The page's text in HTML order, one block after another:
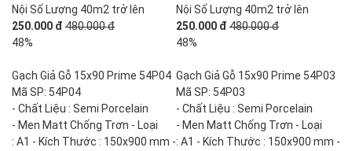
Nội Số Lượng 40m2 trở lên
250.000 đ 480.000 đ
48%
Nội Số Lượng 40m2 trở lên
250.000 đ 480.000 đ
48%
Gạch Giả Gỗ 15x90 Prime 54P04
Mã SP: 54P04
- Chất Liệu : Semi Porcelain
- Men Matt Chống Trơn - Loại
: A1 - Kích Thước : 150x900 mm -
Gạch Giả Gỗ 15x90 Prime 54P03
Mã SP: 54P03
- Chất Liệu : Semi Porcelain
- Men Matt Chống Trơn - Loại
: A1 - Kích Thước : 150x900 mm -